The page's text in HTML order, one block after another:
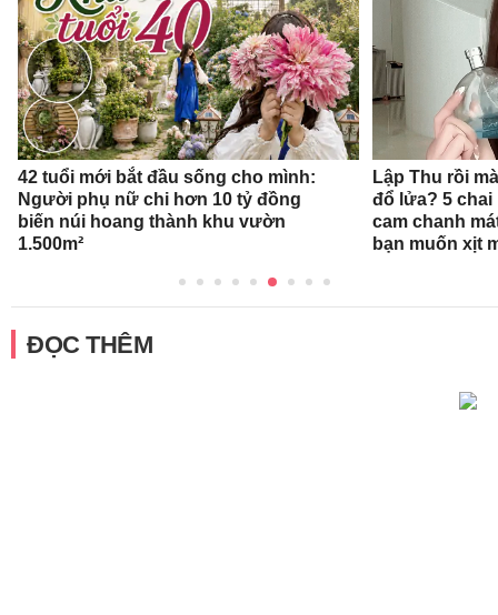
42 tuổi mới bắt đầu sống cho mình:
Người phụ nữ chi hơn 10 tỷ đồng
biến núi hoang thành khu vườn
1.500m²
Lập Thu rồi
đổ lửa? 5
cam chanh
bạn muốn xịt
ĐỌC THÊM